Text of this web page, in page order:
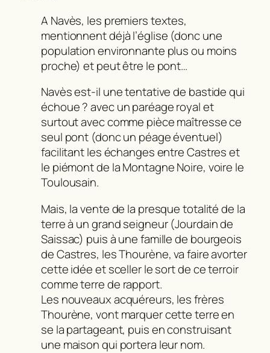
A Navès, les premiers textes,
mentionnent déjà l’église (donc une
population environnante plus ou moins
proche) et peut être le pont…
Navès est-il une tentative de bastide qui
échoue ? avec un paréage royal et
surtout avec comme pièce maîtresse ce
seul pont (donc un péage éventuel)
facilitant les échanges entre Castres et
le piémont de la Montagne Noire, voire le
Toulousain.
Mais, la vente de la presque totalité de la
terre à un grand seigneur (Jourdain de
Saissac) puis à une famille de bourgeois
de Castres, les Thourène, va faire avorter
cette idée et sceller le sort de ce terroir
comme terre de rapport.
Les nouveaux acquéreurs, les frères
Thourène, vont marquer cette terre en
se la partageant, puis en construisant
une maison qui portera leur nom.